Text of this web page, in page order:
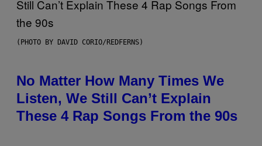
(PHOTO BY DAVID CORIO/REDFERNS)
No Matter How Many Times We
Listen, We Still Can’t Explain
These 4 Rap Songs From the 90s